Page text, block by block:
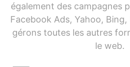
également des campagnes
Facebook Ads, Yahoo,
gérons toutes les autres
le web.